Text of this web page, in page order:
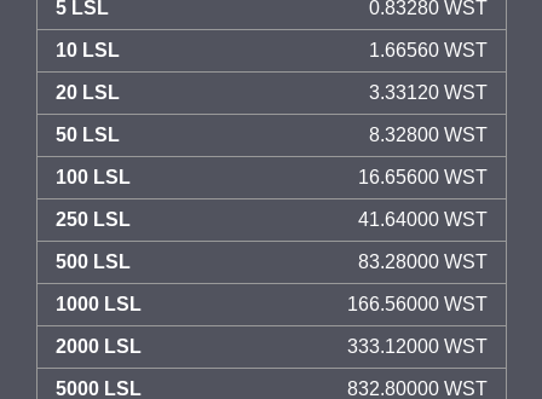
5 LSL 0.83280 WST
10 LSL 1.66560 WST
20 LSL 3.33120 WST
50 LSL 8.32800 WST
100 LSL 16.65600 WST
250 LSL 41.64000 WST
500 LSL 83.28000 WST
1000 LSL 166.56000 WST
2000 LSL 333.12000 WST
5000 LSL 832.80000 WST